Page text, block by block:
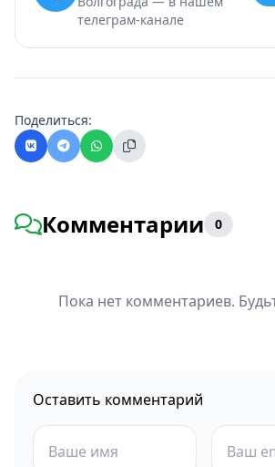
телеграм-канале
Поделиться:
Комментарии 0
Пока нет комментариев.
Оставить комментарий